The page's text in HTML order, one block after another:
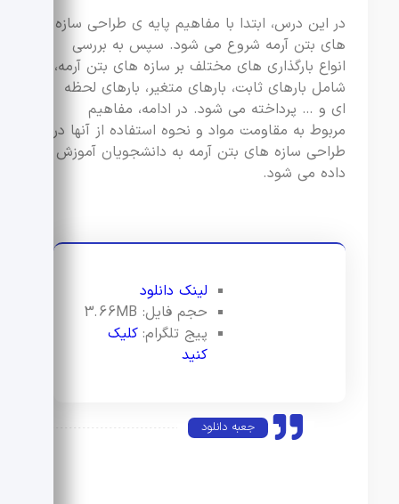
در این درس، ابتدا با مفاهیم پایه ی طراحی سازه
های بتن آرمه شروع می شود. سپس به بررسی
انواع بارگذاری های مختلف بر سازه های بتن آرمه،
شامل بارهای ثابت، بارهای متغیر، بارهای لحظه
ای و … پرداخته می شود. در ادامه، مفاهیم
مربوط به مقاومت مواد و نحوه استفاده از آنها در
طراحی سازه های بتن آرمه به دانشجویان آموزش
داده می شود.
لینک دانلود
حجم فایل: 3.66MB
پیج تلگرام:کلیک
کنید
جعبه دانلود